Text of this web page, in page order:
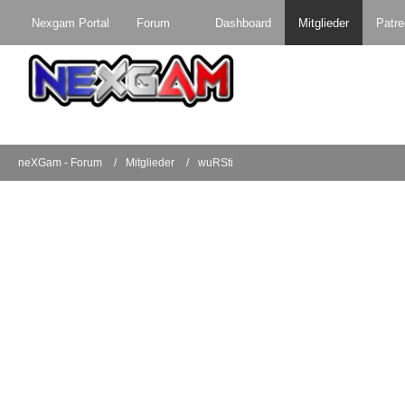
Nexgam Portal Forum Dashboard Mitglieder
neXGam - Forum Mitglieder wuRSti